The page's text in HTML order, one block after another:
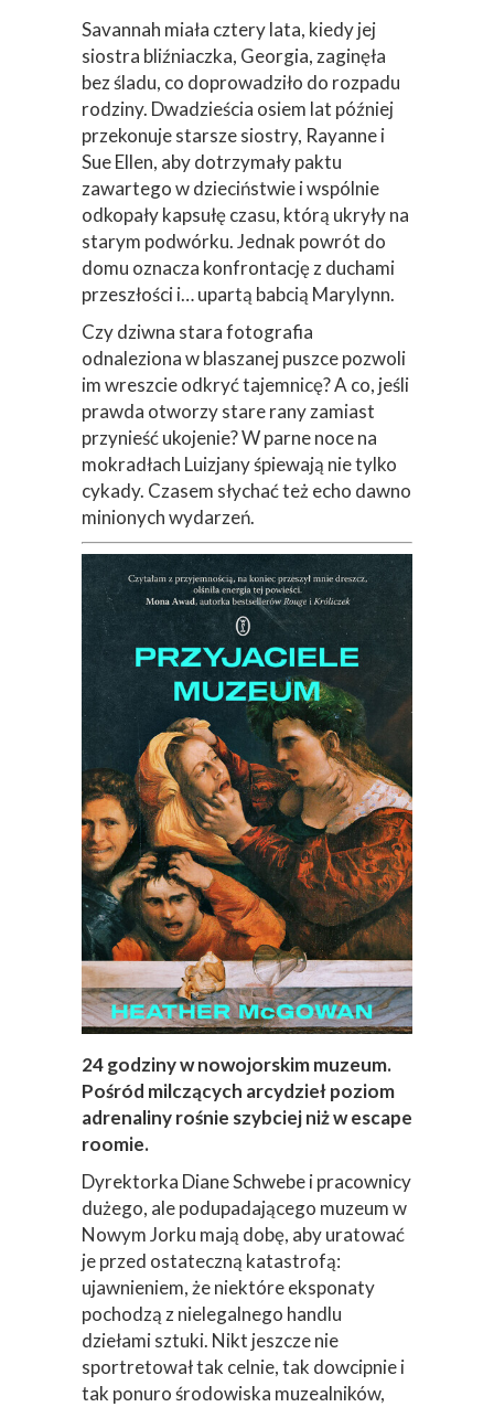
Savannah miała cztery lata, kiedy jej
siostra bliźniaczka, Georgia, zaginęła
bez śladu, co doprowadziło do rozpadu
rodziny. Dwadzieścia osiem lat później
przekonuje starsze siostry, Rayanne i
Sue Ellen, aby dotrzymały paktu
zawartego w dzieciństwie i wspólnie
odkopały kapsułę czasu, którą ukryły na
starym podwórku. Jednak powrót do
domu oznacza konfrontację z duchami
przeszłości i… upartą babcią Marylynn.
Czy dziwna stara fotografia
odnaleziona w blaszanej puszce pozwoli
im wreszcie odkryć tajemnicę? A co, jeśli
prawda otworzy stare rany zamiast
przynieść ukojenie? W parne noce na
mokradłach Luizjany śpiewają nie tylko
cykady. Czasem słychać też echo dawno
minionych wydarzeń.
24 godziny w nowojorskim muzeum.
Pośród milczących arcydzieł poziom
adrenaliny rośnie szybciej niż w escape
roomie.
Dyrektorka Diane Schwebe i pracownicy
dużego, ale podupadającego muzeum w
Nowym Jorku mają dobę, aby uratować
je przed ostateczną katastrofą:
ujawnieniem, że niektóre eksponaty
pochodzą z nielegalnego handlu
dziełami sztuki. Nikt jeszcze nie
sportretował tak celnie, tak dowcipnie i
tak ponuro środowiska muzealników,